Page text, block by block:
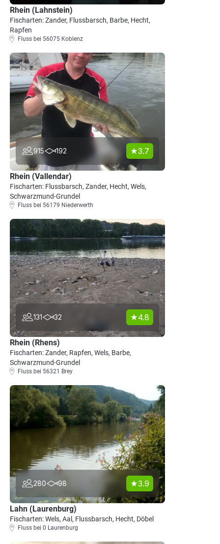
Rhein (Lahnstein)
Fischarten: Zander, Flussbarsch, Barbe, Hecht,
Rapfen
Fluss bei 56075 Koblenz
915 192 3.7
Rhein (Vallendar)
Fischarten: Flussbarsch, Zander, Hecht, Wels,
Schwarzmund-Grundel
Fluss bei 56179 Niederwerth
131 32 4.8
Rhein (Rhens)
Fischarten: Zander, Rapfen, Wels, Barbe,
Schwarzmund-Grundel
Fluss bei 56321 Brey
280 98 3.9
Lahn (Laurenburg)
Fischarten: Wels, Aal, Flussbarsch, Hecht, Döbel
Fluss bei 0 Laurenburg